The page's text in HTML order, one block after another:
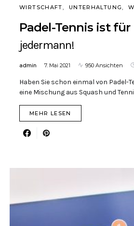
WIRTSCHAFT UNTERHALTUNG
Padel-Tennis ist für
jedermann!
admin 7. Mai 2021 950 Ansichten
Haben Sie schon einmal von Padel-
eine Mischung aus Squash und
MEHR LESEN